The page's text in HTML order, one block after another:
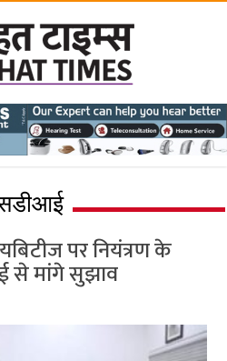
पर नियंत्रण के
से मांगे सुझाव